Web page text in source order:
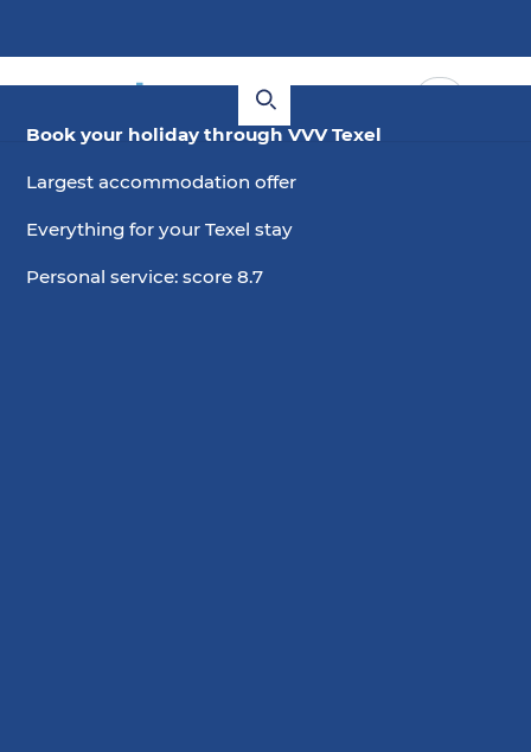
Book your holiday through VVV Texel
Largest accommodation offer
Everything for your Texel stay
Personal service: score 8.7